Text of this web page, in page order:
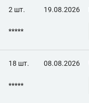
2 шт. 19.08.2026
*****
18 шт. 08.08.2026
*****